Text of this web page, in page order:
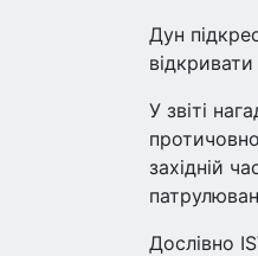
Дун
У звіті
західній
Дослівно